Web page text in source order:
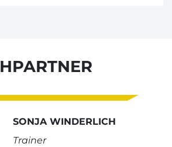
SONJA WINDERLICH
Trainer